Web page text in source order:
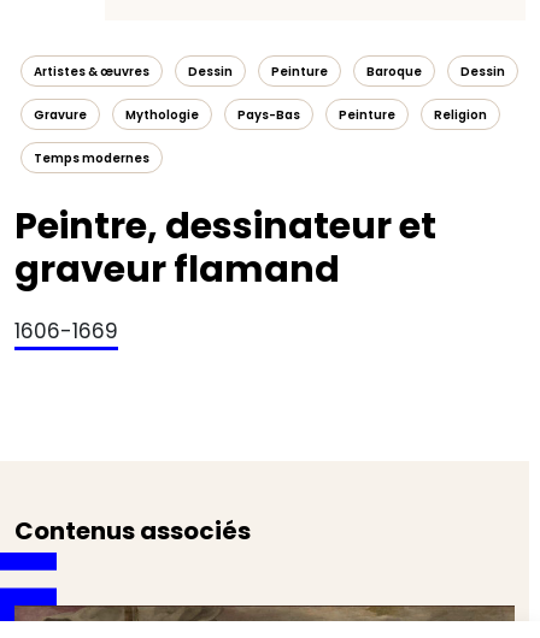
Artistes & œuvres Dessin Peinture Baroque Dessin
Gravure Mythologie Pays-Bas Peinture Religion
Temps modernes
Peintre, dessinateur et
graveur flamand
1606-1669
Contenus associés